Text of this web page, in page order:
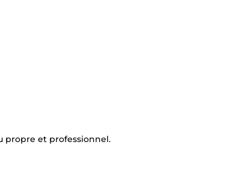
propre et professionnel.